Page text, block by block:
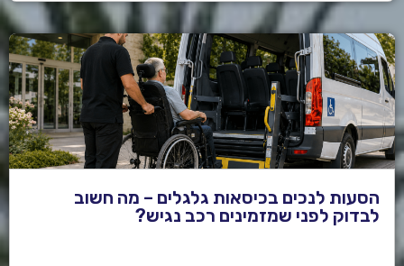
הסעות לנכים בכיסאות גלגלים – מה חשוב
לבדוק לפני שמזמינים רכב נגיש?